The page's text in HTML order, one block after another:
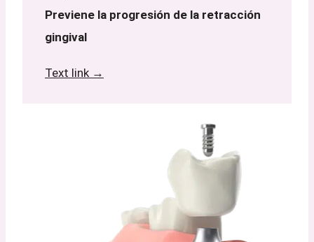
Previene la progresión de la retracción
gingival
Text link →